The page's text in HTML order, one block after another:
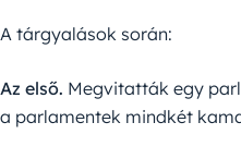
A tárgyalások során:
Az első. Megvitatták egy
a parlamentek mindkét